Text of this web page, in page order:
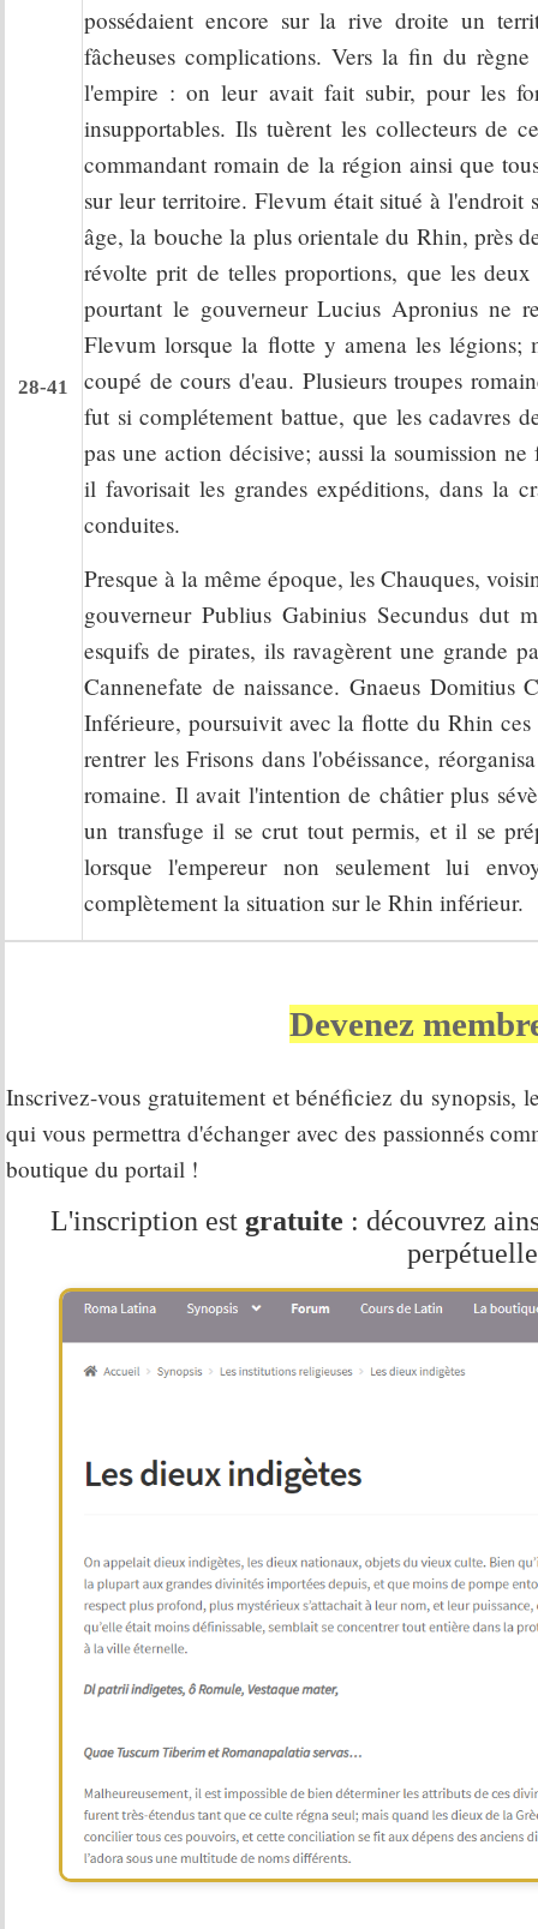
28-41
possédaient encore sur la rive droite un
fâcheuses complications. Vers la fin du
l'empire : on leur avait fait subir, pour les
insupportables. Ils tuèrent les collecteurs de
commandant romain de la région ainsi que
sur leur territoire. Flevum était situé à l'endroit
âge, la bouche la plus orientale du Rhin, près
révolte prit de telles proportions, que les
pourtant le gouverneur Lucius Apronius ne
Flevum lorsque la flotte y amena les légions;
coupé de cours d'eau. Plusieurs troupes
fut si complétement battue, que les cadavres
pas une action décisive; aussi la soumission
il favorisait les grandes expéditions, dans la
conduites.
Presque à la même époque, les Chauques,
gouverneur Publius Gabinius Secundus dut
esquifs de pirates, ils ravagèrent une grande
Cannenefate de naissance. Gnaeus
Inférieure, poursuivit avec la flotte du Rhin ces
rentrer les Frisons dans l'obéissance,
romaine. Il avait l'intention de châtier plus
un transfuge il se crut tout permis, et il se
lorsque l'empereur non seulement lui
complètement la situation sur le Rhin inférieur.
Devenez
Inscrivez-vous gratuitement et bénéficiez du synopsis,
qui vous permettra d'échanger avec des passionnés
boutique du portail !
L'inscription est gratuite : découvrez